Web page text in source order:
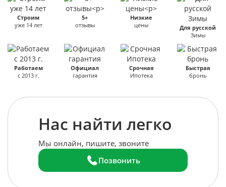
Строим
уже 14 лет
5+
отзывы
Низкие
цены
Для русской
Зимы
Работаем
с 2013 г.
Официал
гарантия
Срочная
Ипотека
Быстрая
бронь
Нас найти легко
Мы онлайн, пишите, звоните
Позвонить